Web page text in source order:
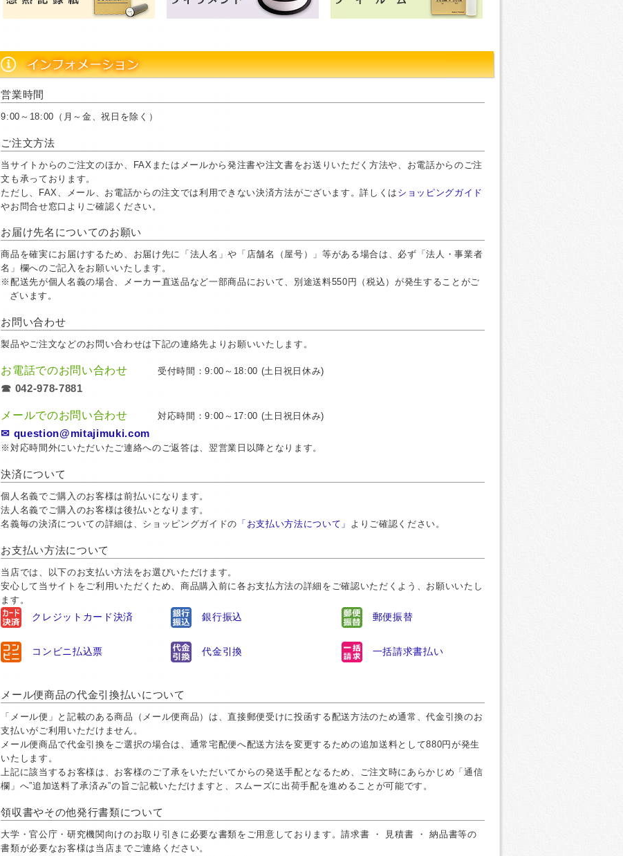
営業時間
9:00～18:00（月～金、祝日を除く）
ご注文方法
当サイトからのご注文のほか、FAXまたはメールから発注書や注文書をお送りいただく方法や、お電話からのご注
文も承っております。
ただし、FAX、メール、お電話からの注文では利用できない決済方法がございます。詳しくは ショッピングガイド
やお問合せ窓口よりご確認ください。
お届け先名についてのお願い
商品を確実にお届けするため、お届け先に「法人名」や「店舗名（屋号）」等がある場合は、必ず「法人・事業者
名」欄へのご記入をお願いいたします。
※配送先が個人名義の場合、メーカー直送品など一部商品において、別途送料550円（税込）が発生することがご
ざいます。
お問い合わせ
製品やご注文などのお問い合わせは下記の連絡先よりお願いいたします。
お電話でのお問い合わせ 受付時間：9:00～18:00 (土日祝日休み)
☎ 042-978-7881
メールでのお問い合わせ 対応時間：9:00～17:00 (土日祝日休み)
✉ question@mitajimuki.com
※対応時間外にいただいたご連絡へのご返答は、翌営業日以降となります。
決済について
個人名義でご購入のお客様は前払いになります。
法人名義でご購入のお客様は後払いとなります。
名義毎の決済についての詳細は、ショッピングガイドの 「お支払い方法について」 よりご確認ください。
お支払い方法について
当店では、以下のお支払い方法をお選びいただけます。
安心して当サイトをご利用いただくため、商品購入前に各お支払方法の詳細をご確認いただくよう、お願いいたし
ます。
クレジットカード決済 銀行振込 郵便振替
コンビニ払込票 代金引換 一括請求書払い
メール便商品の代金引換払いについて
「メール便」と記載のある商品（メール便商品）は、直接郵便受けに投函する配送方法のため通常、代金引換のお
支払いがご利用いただけません。
メール便商品で代金引換をご選択の場合は、通常宅配便へ配送方法を変更するための追加送料として880円が発生
いたします。
上記に該当するお客様は、お客様のご了承をいただいてからの発送手配となるため、ご注文時にあらかじめ「通信
欄」へ”追加送料了承済み”の旨ご記載いただけますと、スムーズに出荷手配を進めることが可能です。
領収書やその他発行書類について
大学・官公庁・研究機関向けのお取り引きに必要な書類をご用意しております。請求書 ・ 見積書 ・ 納品書等の
書類が必要なお客様は当店までご連絡ください。